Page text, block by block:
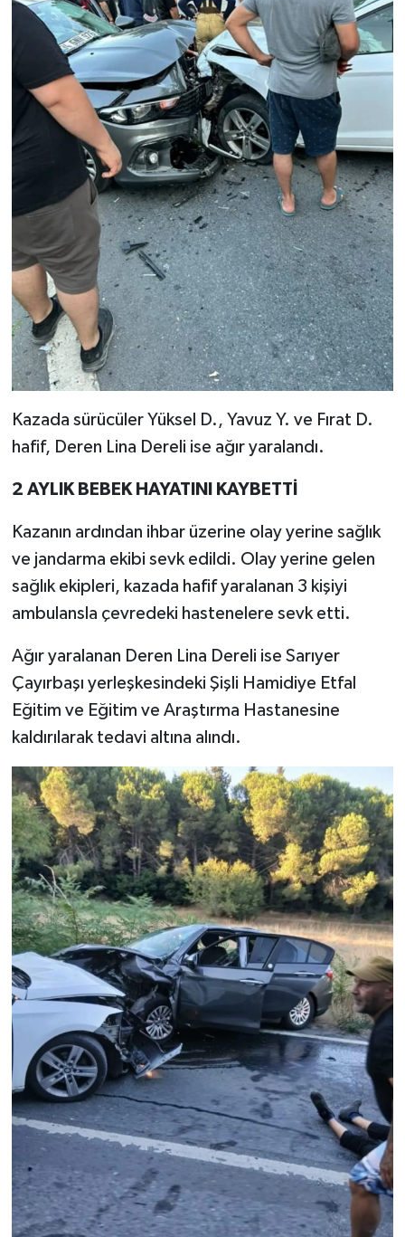
Kazada sürücüler Yüksel D., Yavuz Y. ve Fırat D.
hafif, Deren Lina Dereli ise ağır yaralandı.
2 AYLIK BEBEK HAYATINI KAYBETTİ
Kazanın ardından ihbar üzerine olay yerine sağlık
ve jandarma ekibi sevk edildi. Olay yerine gelen
sağlık ekipleri, kazada hafif yaralanan 3 kişiyi
ambulansla çevredeki hastenelere sevk etti.
Ağır yaralanan Deren Lina Dereli ise Sarıyer
Çayırbaşı yerleşkesindeki Şişli Hamidiye Etfal
Eğitim ve Eğitim ve Araştırma Hastanesine
kaldırılarak tedavi altına alındı.